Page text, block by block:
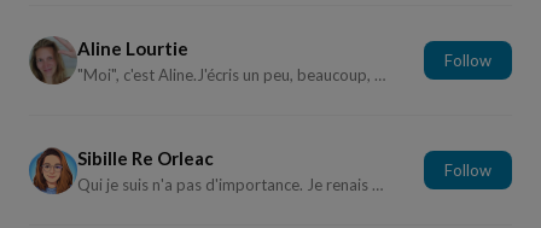
Aline Lourtie
"Moi", c'est Aline.J'écris un peu, beaucoup, passi...
Follow
Sibille Re Orleac
Qui je suis n'a pas d'importance. Je renais des ce...
Follow